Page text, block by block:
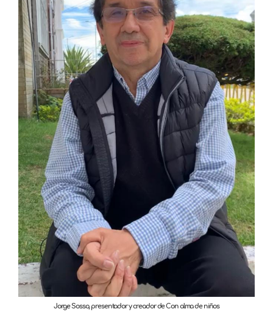
Jorge Sossa, presentador y creador de Con alma de niños